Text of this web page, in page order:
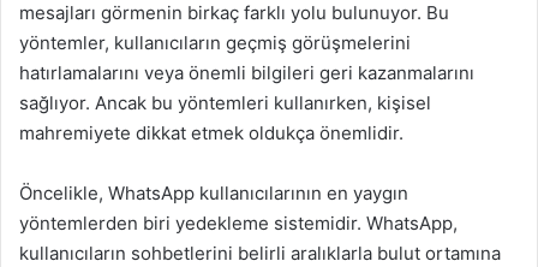
mesajları görmenin birkaç farklı yolu bulunuyor. Bu
yöntemler, kullanıcıların geçmiş görüşmelerini
hatırlamalarını veya önemli bilgileri geri kazanmalarını
sağlıyor. Ancak bu yöntemleri kullanırken, kişisel
mahremiyete dikkat etmek oldukça önemlidir.
Öncelikle, WhatsApp kullanıcılarının en yaygın
yöntemlerden biri yedekleme sistemidir. WhatsApp,
kullanıcıların sohbetlerini belirli aralıklarla bulut ortamına